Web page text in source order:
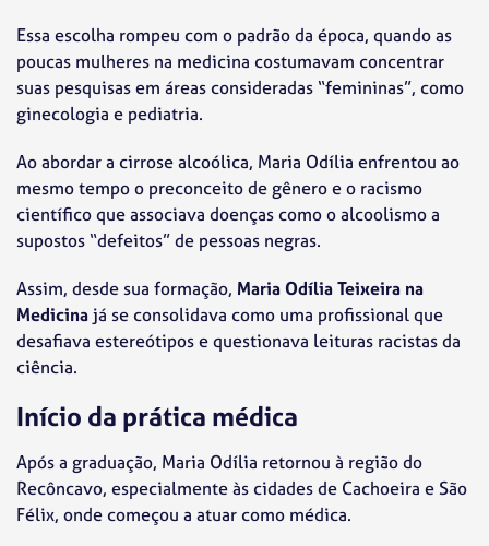
Essa escolha rompeu com o padrão da época, quando as
poucas mulheres na medicina costumavam concentrar
suas pesquisas em áreas consideradas “femininas”, como
ginecologia e pediatria.
Ao abordar a cirrose alcoólica, Maria Odília enfrentou ao
mesmo tempo o preconceito de gênero e o racismo
científico que associava doenças como o alcoolismo a
supostos “defeitos” de pessoas negras.
Assim, desde sua formação, Maria Odília Teixeira na
Medicinajá se consolidava como uma profissional que
desafiava estereótipos e questionava leituras racistas da
ciência.
Início da prática médica
Após a graduação, Maria Odília retornou à região do
Recôncavo, especialmente às cidades de Cachoeira e São
Félix, onde começou a atuar como médica.